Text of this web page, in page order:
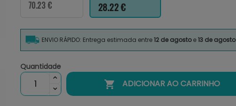
70.23 € 28.22 €
ENVIO RÁPIDO: Entrega estimada entre12 de agostoe13 de agosto
Quantidade
 ADICIONAR AO CARRINHO